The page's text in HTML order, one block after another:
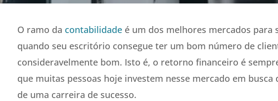
O ramo da contabilidadeé um dos melhores mercados para
quando seu escritório consegue ter um bom número de
consideravelmente bom. Isto é, o retorno financeiro é
que muitas pessoas hoje investem nesse mercado em busca
de uma carreira de sucesso.